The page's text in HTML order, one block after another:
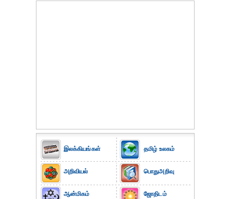
இலக்கியங்கள்
அறிவியல்
ஆன்மிகம்
தமிழ் உலகம்
பொதுஅறிவு
ஜோதிடம்